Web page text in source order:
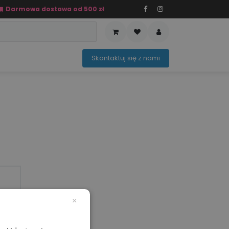
Darmowa dostawa od 500 zł
OFERTA SEZONOWASko​ntaktuj ​​​​się z nami​​​​
×